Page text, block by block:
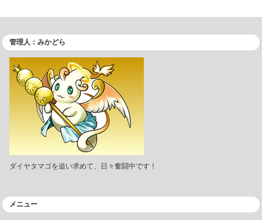
管理人：みかどら
ダイヤタマゴを追い求めて、日々奮闘中です！
メニュー